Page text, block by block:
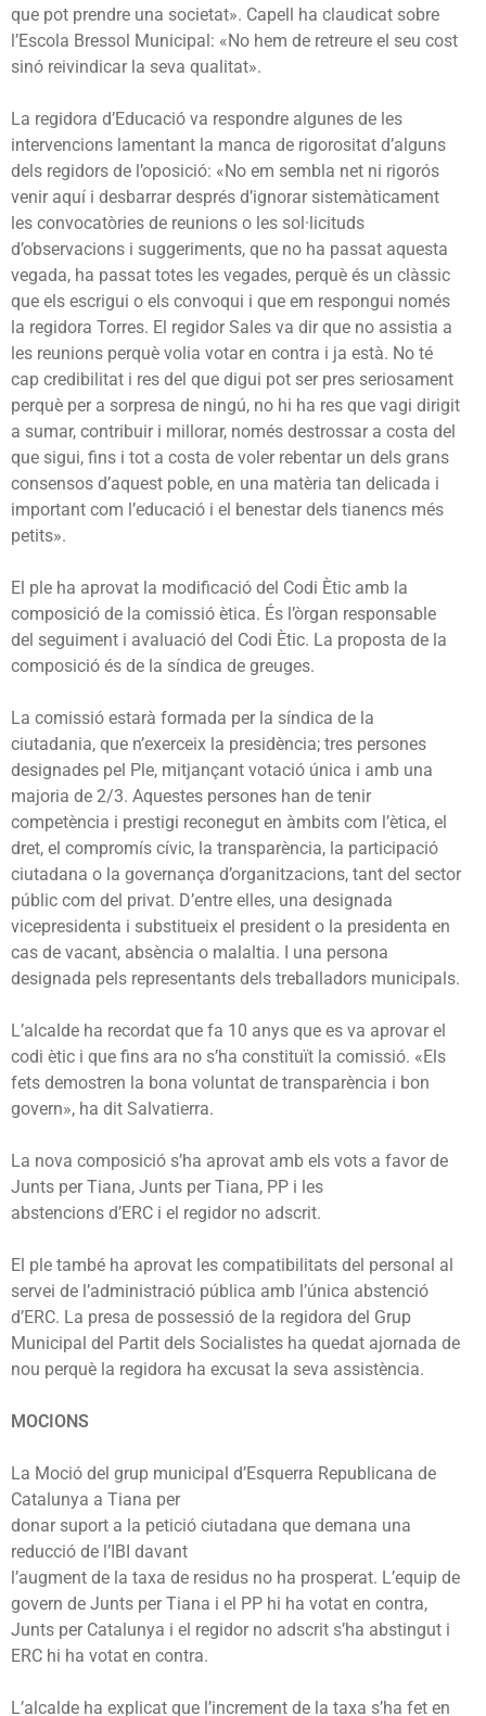
que pot prendre una societat». Capell ha claudicat sobre
l’Escola Bressol Municipal: «No hem de retreure el seu cost
sinó reivindicar la seva qualitat».
La regidora d’Educació va respondre algunes de les
intervencions lamentant la manca de rigorositat d’alguns
dels regidors de l’oposició: «No em sembla net ni rigorós
venir aquí i desbarrar després d’ignorar sistemàticament
les convocatòries de reunions o les sol·licituds
d’observacions i suggeriments, que no ha passat aquesta
vegada, ha passat totes les vegades, perquè és un clàssic
que els escrigui o els convoqui i que em respongui només
la regidora Torres. El regidor Sales va dir que no assistia a
les reunions perquè volia votar en contra i ja està. No té
cap credibilitat i res del que digui pot ser pres seriosament
perquè per a sorpresa de ningú, no hi ha res que vagi dirigit
a sumar, contribuir i millorar, només destrossar a costa del
que sigui, fins i tot a costa de voler rebentar un dels grans
consensos d’aquest poble, en una matèria tan delicada i
important com l’educació i el benestar dels tianencs més
petits».
El ple ha aprovat la modificació del Codi Ètic amb la
composició de la comissió ètica. És l’òrgan responsable
del seguiment i avaluació del Codi Ètic. La proposta de la
composició és de la síndica de greuges.
La comissió estarà formada per la síndica de la
ciutadania, que n’exerceix la presidència; tres persones
designades pel Ple, mitjançant votació única i amb una
majoria de 2/3. Aquestes persones han de tenir
competència i prestigi reconegut en àmbits com l’ètica, el
dret, el compromís cívic, la transparència, la participació
ciutadana o la governança d’organitzacions, tant del sector
públic com del privat. D’entre elles, una designada
vicepresidenta i substitueix el president o la presidenta en
cas de vacant, absència o malaltia. I una persona
designada pels representants dels treballadors municipals.
L’alcalde ha recordat que fa 10 anys que es va aprovar el
codi ètic i que fins ara no s’ha constituït la comissió. «Els
fets demostren la bona voluntat de transparència i bon
govern», ha dit Salvatierra.
La nova composició s’ha aprovat amb els vots a favor de
Junts per Tiana, Junts per Tiana, PP i les
abstencions d’ERC i el regidor no adscrit.
El ple també ha aprovat les compatibilitats del personal al
servei de l’administració pública amb l’única abstenció
d’ERC. La presa de possessió de la regidora del Grup
Municipal del Partit dels Socialistes ha quedat ajornada de
nou perquè la regidora ha excusat la seva assistència.
MOCIONS
La Moció del grup municipal d’Esquerra Republicana de
Catalunya a Tiana per
donar suport a la petició ciutadana que demana una
reducció de l’IBI davant
l’augment de la taxa de residus no ha prosperat. L’equip de
govern de Junts per Tiana i el PP hi ha votat en contra,
Junts per Catalunya i el regidor no adscrit s’ha abstingut i
ERC hi ha votat en contra.
L’alcalde ha explicat que l’increment de la taxa s’ha fet en